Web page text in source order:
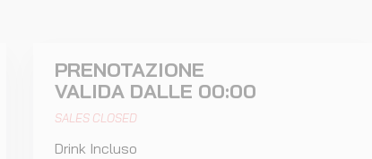
PRENOTAZIONE
VALIDA DALLE 00:00
SALES CLOSED
Drink Incluso